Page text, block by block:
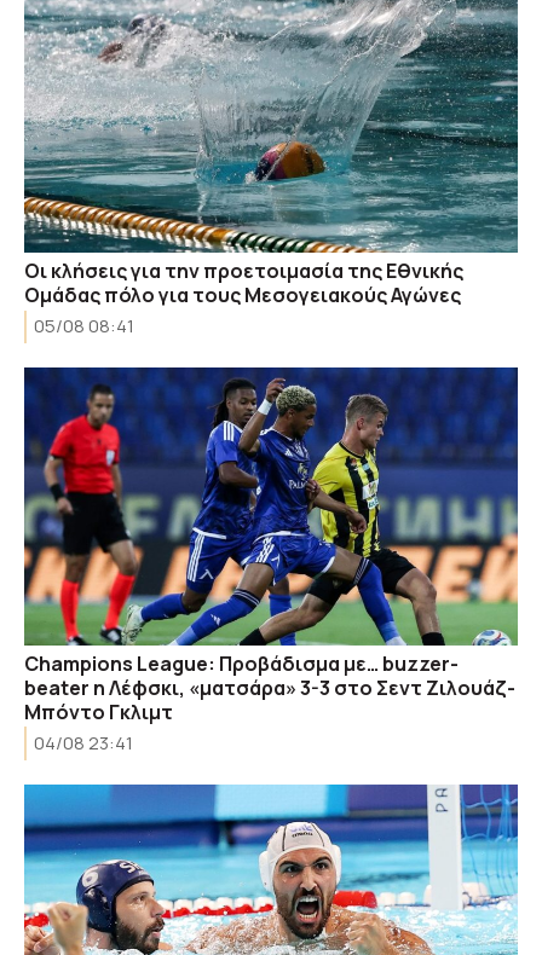
Οι κλήσεις για την προετοιμασία της Εθνικής
Ομάδας πόλο για τους Μεσογειακούς Αγώνες
05/08 08:41
Champions League: Προβάδισμα με… buzzer-
beater η Λέφσκι, «ματσάρα» 3-3 στο Σεντ Ζιλουάζ-
Μπόντο Γκλιμτ
04/08 23:41